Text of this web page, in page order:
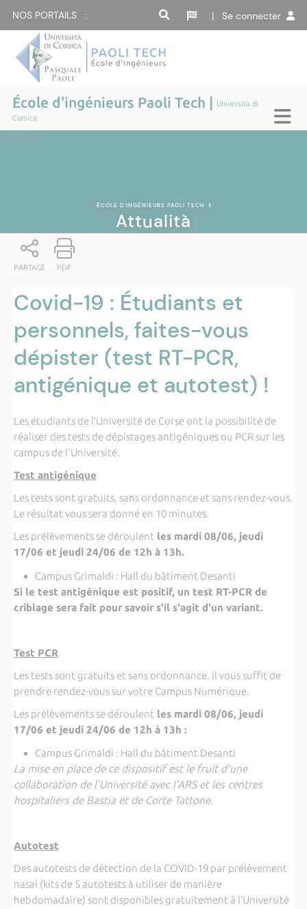
NOS PORTAILS : | Se connecter
École d'ingénieurs Paoli Tech |
Università di
Corsica
Attualità
ÉCOLE D'INGÉNIEURS PAOLI TECH |
Attualità
PARTAGE PDF
Covid-19 : Étudiants et
personnels, faites-vous
dépister (test RT-PCR,
antigénique et autotest) !
Les étudiants de l’Université de Corse ont la possibilité de
réaliser des tests de dépistages antigéniques ou PCR sur les
campus de l'Université.
Test antigénique
Les tests sont gratuits, sans ordonnance et sans rendez-vous.
Le résultat vous sera donné en 10 minutes.
Les prélèvements se déroulent les mardi 08/06, jeudi
17/06 et jeudi 24/06 de 12h à 13h.
Campus Grimaldi : Hall du bâtiment Desanti
Si le test antigénique est positif, un test RT-PCR de
criblage sera fait pour savoir s'il s'agit d'un variant.
Test PCR
Les tests sont gratuits et sans ordonnance. Il vous suffit de
prendre rendez-vous sur votre Campus Numérique.
Les prélèvements se déroulent les mardi 08/06, jeudi
17/06 et jeudi 24/06 de 12h à 13h :
Campus Grimaldi : Hall du bâtiment Desanti
La mise en place de ce dispositif est le fruit d’une
collaboration de l’Université avec l’ARS et les centres
hospitaliers de Bastia et de Corte Tattone.
Autotest
Des autotests de détection de la COVID-19 par prélèvement
nasal (kits de 5 autotests à utiliser de manière
hebdomadaire) sont disponibles gratuitement à l’Université